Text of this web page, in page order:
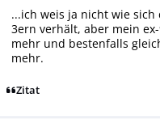
...ich weis ja nicht wie
3ern verhält, aber mein
mehr und bestenfalls
mehr.
Zitat